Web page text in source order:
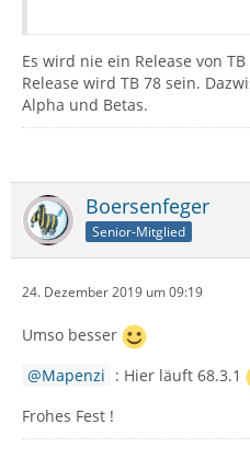
Es wird nie ein Release von
Release wird TB 78 sein.
Alpha und Betas.
Boersenfeger
Senior-Mitglied
24. Dezember 2019 um 09:19
Umso besser
Mapenzi : Hier läuft 68.3.1
Frohes Fest !